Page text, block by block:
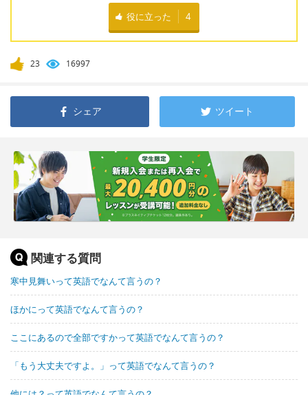
役に立った 4
23 16997
シェア ツイート
関連する質問
寒中見舞いって英語でなんて言うの？
ほかにって英語でなんて言うの？
ここにあるので全部ですかって英語でなんて言うの？
「もう大丈夫ですよ。」って英語でなんて言うの？